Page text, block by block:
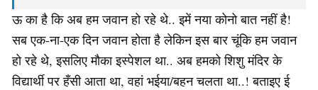
ऊ का है कि अब हम जवान हो रहे थे.. इमें नया कोनो बात नहीं है!
सब एक-ना-एक दिन जवान होता है लेकिन इस बार चूंकि हम जवान
हो रहे थे, इसलिए मौका इस्पेशल था.. अब हमको शिशु मंदिर के
विद्यार्थी पर हँसी आता था, वहां भईया/बहन चलता था..! बताइए ई